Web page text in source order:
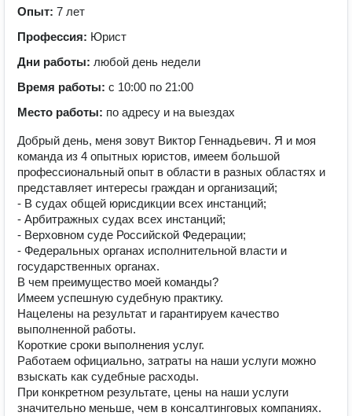
Опыт: 7 лет
Профессия: Юрист
Дни работы: любой день недели
Время работы: с 10:00 по 21:00
Место работы: по адресу и на выездах
Добрый день, меня зовут Виктор Геннадьевич. Я и моя
команда из 4 опытных юристов, имеем большой
профессиональный опыт в области в разных областях и
представляет интересы граждан и организаций;
- В судах общей юрисдикции всех инстанций;
- Арбитражных судах всех инстанций;
- Верховном суде Российской Федерации;
- Федеральных органах исполнительной власти и
государственных органах.
В чем преимущество моей команды?
Имеем успешную судебную практику.
Нацелены на результат и гарантируем качество
выполненной работы.
Короткие сроки выполнения услуг.
Работаем официально, затраты на наши услуги можно
взыскать как судебные расходы.
При конкретном результате, цены на наши услуги
значительно меньше, чем в консалтинговых компаниях.